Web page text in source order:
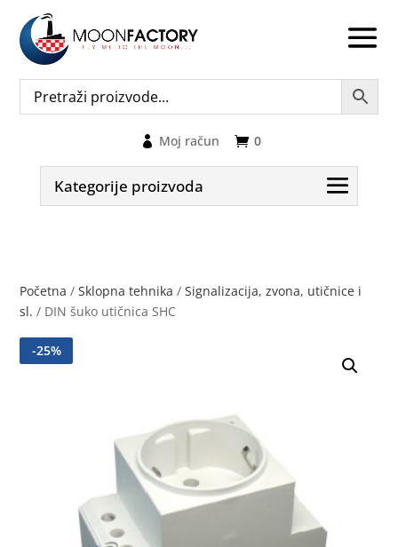
0
Moj račun
Kategorije proizvoda
Početna /Sklopna tehnika /Signalizacija, zvona, utičnice i
sl. / DIN šuko utičnica SHC
-25%